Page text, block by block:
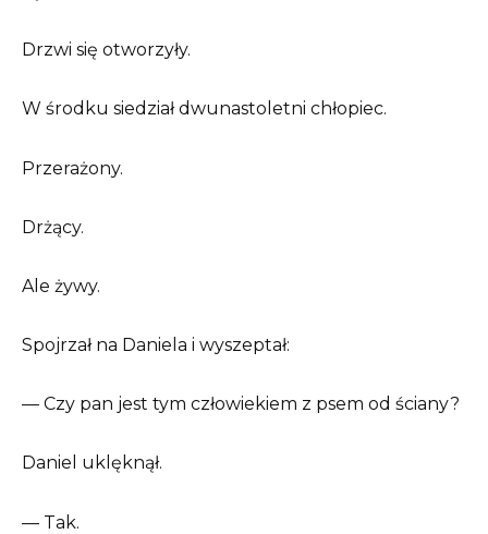
Drzwi się otworzyły.
W środku siedział dwunastoletni chłopiec.
Przerażony.
Drżący.
Ale żywy.
Spojrzał na Daniela i wyszeptał:
— Czy pan jest tym człowiekiem z psem od ściany?
Daniel uklęknął.
— Tak.